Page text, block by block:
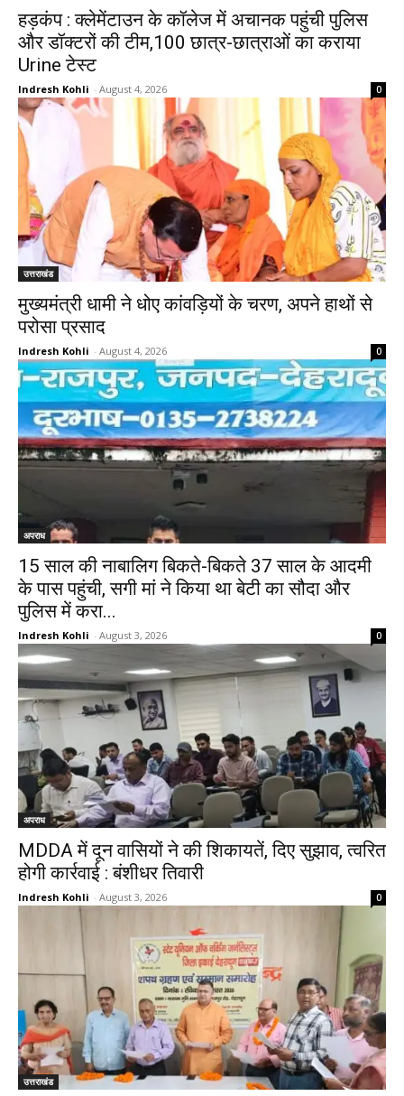
हड़कंप : क्लेमेंटाउन के कॉलेज में अचानक पहुंची पुलिस
और डॉक्टरों की टीम,100 छात्र-छात्राओं का कराया
Urine टेस्ट
Indresh Kohli - August 4, 2026 0
उत्तराखंड
मुख्यमंत्री धामी ने धोए कांवड़ियों के चरण, अपने हाथों से
परोसा प्रसाद
Indresh Kohli - August 4, 2026 0
अपराध
15 साल की नाबालिग बिकते-बिकते 37 साल के आदमी
के पास पहुंची, सगी मां ने किया था बेटी का सौदा और
पुलिस में करा...
Indresh Kohli - August 3, 2026 0
अपराध
MDDA में दून वासियों ने की शिकायतें, दिए सुझाव, त्वरित
होगी कार्रवाई : बंशीधर तिवारी
Indresh Kohli - August 3, 2026 0
उत्तराखंड